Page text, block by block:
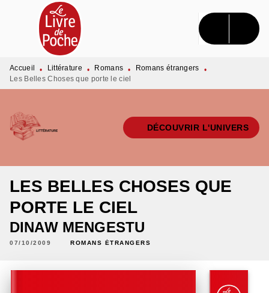
MENU RECHERCHE CONTENU
PIED DE PAGE
Accueil • Littérature • Romans • Romans étrangers
•
Les Belles Choses que porte le ciel
DÉCOUVRIR L'UNIVERS
LES BELLES CHOSES QUE
PORTE LE CIEL
DINAW MENGESTU
07/10/2009 ROMANS ÉTRANGERS